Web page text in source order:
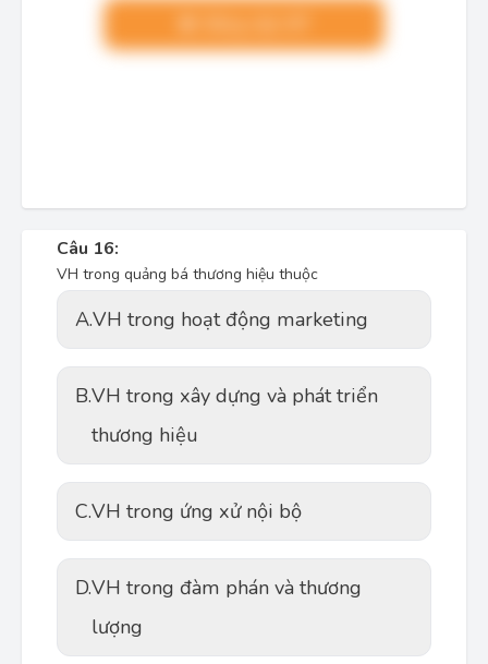
Câu 16:
VH trong quảng bá thương hiệu thuộc
A.VH trong hoạt động marketing
B.VH trong xây dựng và phát triển
thương hiệu
C.VH trong ứng xử nội bộ
D.VH trong đàm phán và thương
lượng